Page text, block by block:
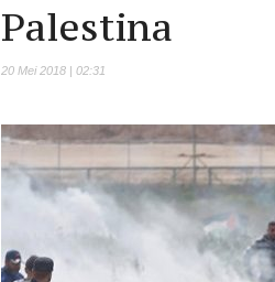
Palestina
20 Mei 2018 | 02:31